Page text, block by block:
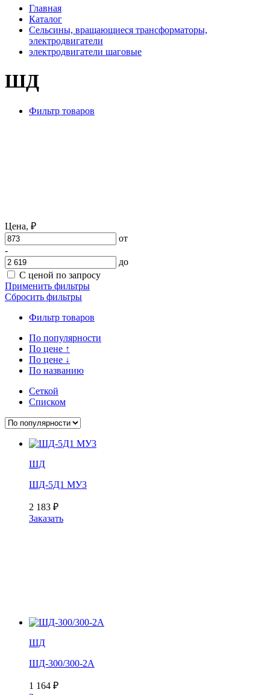
Главная
Каталог
Сельсины, вращающиеся трансформаторы,
электродвигатели
электродвигатели шаговые
ШД
Фильтр товаров
Цена, ₽
от
-
до
С ценой по запросу
Применить фильтры
Сбросить фильтры
Фильтр товаров
По популярности
По цене ↑
По цене ↓
По названию
Сеткой
Списком
ШД
ШД-5Д1 МУ3
2 183 ₽
Заказать
ШД
ШД-300/300-2А
1 164 ₽